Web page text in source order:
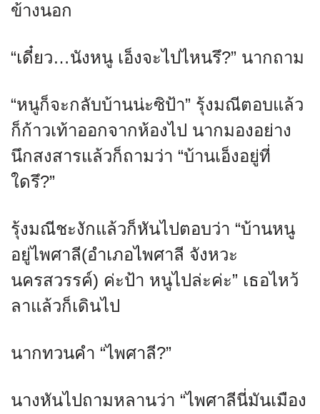
ข้างนอก
“เดี๋ยว…นังหนู เอ็งจะไปไหนรึ?” นากถาม
“หนูก็จะกลับบ้านน่ะซิป้า” รุ้งมณีตอบแล้ว
ก็ก้าวเท้าออกจากห้องไป นากมองอย่าง
นึกสงสารแล้วก็ถามว่า “บ้านเอ็งอยู่ที่
ใดรึ?”
รุ้งมณีชะงักแล้วก็หันไปตอบว่า “บ้านหนู
อยู่ไพศาลี(อำเภอไพศาลี จังหวะ
นครสวรรค์) ค่ะป้า หนูไปล่ะค่ะ” เธอไหว้
ลาแล้วก็เดินไป
นากทวนคำ “ไพศาลี?”
นางหันไปถามหลานว่า “ไพศาลีนี่มันเมือง